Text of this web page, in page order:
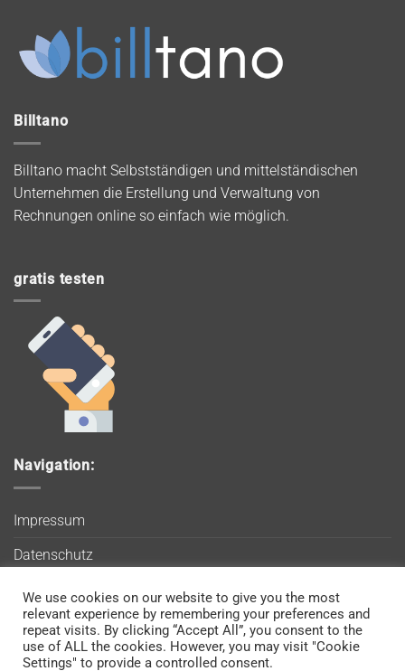
Billtano
Billtano macht Selbstständigen und mittelständischen
Unternehmen die Erstellung und Verwaltung von
Rechnungen online so einfach wie möglich.
gratis testen
Navigation:
Impressum
Datenschutz
AGB
Blog
Kontakt
We use cookies on our website to give you the most
relevant experience by remembering your preferences and
repeat visits. By clicking “Accept All”, you consent to the
use of ALL the cookies. However, you may visit "Cookie
Settings" to provide a controlled consent.
Wir verwenden Cookies, um sicherzustellen, dass Sie auf
unserer Website die bestmögliche Erfahrung machen. Wenn
Sie diese Website weiterhin nutzen, gehen wir davon aus, dass